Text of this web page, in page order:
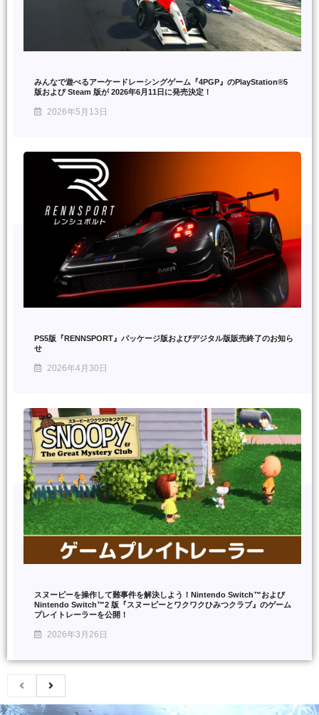
みんなで遊べるアーケードレーシングゲーム『4PGP』のPlayStation®5
版および Steam 版が 2026年6月11日に発売決定！
2026年5月13日
PS5版『RENNSPORT』パッケージ版およびデジタル版販売終了のお知ら
せ
2026年4月30日
スヌーピーを操作して難事件を解決しよう！Nintendo Switch™および
Nintendo Switch™2 版『スヌーピーとワクワクひみつクラブ』のゲーム
プレイトレーラーを公開！
2026年3月26日